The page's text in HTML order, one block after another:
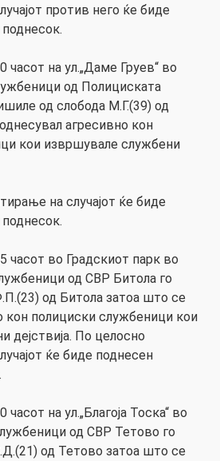
против него ќе биде
часот на ул.„Даме Груев“ во
од Полициската
од слобода М.Г.(39) од
агресивно кон
кои извршувале службени
на случајот ќе биде
часот во Градскиот парк во
од СВР Битола го
од Битола затоа што се
кон полициски службеници кои
дејствија. По целосно
ќе биде поднесен
на ул.„Благоја Тоска“ во
од СВР Тетово го
од Тетово затоа што се